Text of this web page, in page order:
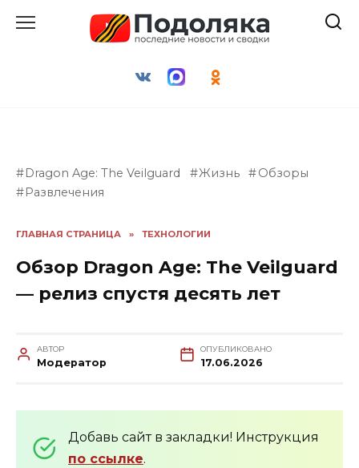
ГЛАВНАЯ СТРАНИЦА » ТЕХНОЛОГИИ
Обзор Dragon Age: The Veilguard
— релиз спустя десять лет
АВТОР
Модератор
ОПУБЛИКОВАНО
17.06.2026
Добавь сайт в закладки! Инструкция
по ссылке.
Dragon Age: The Veilguard Жизнь
Обзоры
Развлечения